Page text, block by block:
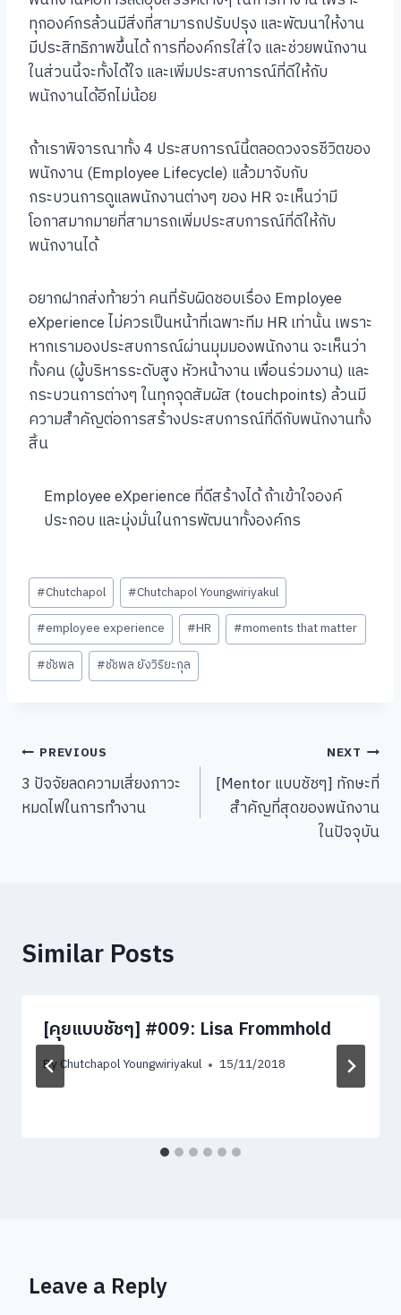
ทุกองค์กรล้วนมีสิ่งที่สามารถปรับปรุง และพัฒนาให้งาน
มีประสิทธิภาพขึ้นได้ การที่องค์กรใส่ใจ และช่วยพนักงาน
ในส่วนนี้จะทั้งได้ใจ และเพิ่มประสบการณ์ที่ดีให้กับ
พนักงานได้อีกไม่น้อย
ถ้าเราพิจารณาทั้ง 4 ประสบการณ์นี้ตลอดวงจรชีวิตของ
พนักงาน (Employee Lifecycle) แล้วมาจับกับ
กระบวนการดูแลพนักงานต่างๆ ของ HR จะเห็นว่ามี
โอกาสมากมายที่สามารถเพิ่มประสบการณ์ที่ดีให้กับ
พนักงานได้
อยากฝากส่งท้ายว่า คนที่รับผิดชอบเรื่อง Employee
eXperience ไม่ควรเป็นหน้าที่เฉพาะทีม HR เท่านั้น เพราะ
หากเรามองประสบการณ์ผ่านมุมมองพนักงาน จะเห็นว่า
ทั้งคน (ผู้บริหารระดับสูง หัวหน้างาน เพื่อนร่วมงาน) และ
กระบวนการต่างๆ ในทุกจุดสัมผัส (touchpoints) ล้วนมี
ความสำคัญต่อการสร้างประสบการณ์ที่ดีกับพนักงานทั้ง
สิ้น
Employee eXperience ที่ดีสร้างได้ ถ้าเข้าใจองค์
ประกอบ และมุ่งมั่นในการพัฒนาทั้งองค์กร
Post
Tags:
#Chutchapol #Chutchapol Youngwiriyakul
#employee experience #HR #moments that matter
#ชัชพล #ชัชพล ยังวิริยะกุล
Post
navigation
PREVIOUS
3 ปัจจัยลดความเสี่ยงภาวะ
หมดไฟในการทำงาน
NEXT
[Mentor แบบชัชๆ] ทักษะที่
สำคัญที่สุดของพนักงาน
ในปัจจุบัน
Similar Posts
[คุยแบบชัชๆ] #009: Lisa Frommhold
ByChutchapol Youngwiriyakul 15/11/2018
Leave a Reply